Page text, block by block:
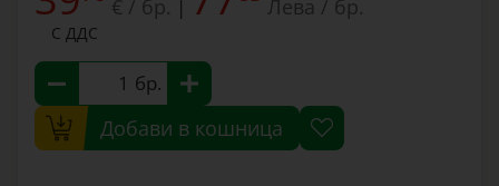
€ / бр. | Лева / бр.
С ДДС
бр.
Добави в кошница